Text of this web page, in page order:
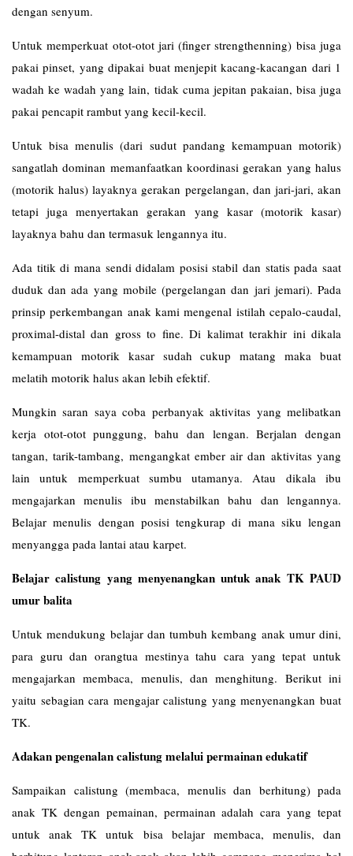
dengan senyum.
Untuk memperkuat otot-otot jari (finger strengthenning) bisa juga
pakai pinset, yang dipakai buat menjepit kacang-kacangan dari 1
wadah ke wadah yang lain, tidak cuma jepitan pakaian, bisa juga
pakai pencapit rambut yang kecil-kecil.
Untuk bisa menulis (dari sudut pandang kemampuan motorik)
sangatlah dominan memanfaatkan koordinasi gerakan yang halus
(motorik halus) layaknya gerakan pergelangan, dan jari-jari, akan
tetapi juga menyertakan gerakan yang kasar (motorik kasar)
layaknya bahu dan termasuk lengannya itu.
Ada titik di mana sendi didalam posisi stabil dan statis pada saat
duduk dan ada yang mobile (pergelangan dan jari jemari). Pada
prinsip perkembangan anak kami mengenal istilah cepalo-caudal,
proximal-distal dan gross to fine. Di kalimat terakhir ini dikala
kemampuan motorik kasar sudah cukup matang maka buat
melatih motorik halus akan lebih efektif.
Mungkin saran saya coba perbanyak aktivitas yang melibatkan
kerja otot-otot punggung, bahu dan lengan. Berjalan dengan
tangan, tarik-tambang, mengangkat ember air dan aktivitas yang
lain untuk memperkuat sumbu utamanya. Atau dikala ibu
mengajarkan menulis ibu menstabilkan bahu dan lengannya.
Belajar menulis dengan posisi tengkurap di mana siku lengan
menyangga pada lantai atau karpet.
Belajar calistung yang menyenangkan untuk anak TK PAUD
umur balita
Untuk mendukung belajar dan tumbuh kembang anak umur dini,
para guru dan orangtua mestinya tahu cara yang tepat untuk
mengajarkan membaca, menulis, dan menghitung. Berikut ini
yaitu sebagian cara mengajar calistung yang menyenangkan buat
TK.
Adakan pengenalan calistung melalui permainan edukatif
Sampaikan calistung (membaca, menulis dan berhitung) pada
anak TK dengan pemainan, permainan adalah cara yang tepat
untuk anak TK untuk bisa belajar membaca, menulis, dan